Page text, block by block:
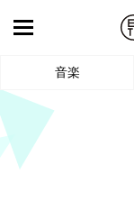
音楽